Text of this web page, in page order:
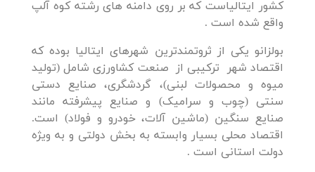
کشور ایتالیاست که بر روی دامنه های رشته کوه آلپ
واقع شده است .
بولزانو یکی از ثروتمندترین شهرهای ایتالیا بوده که
اقتصاد شهر ترکیبی از صنعت کشاورزی شامل (تولید
میوه و محصولات لبنی)، گردشگری، صنایع دستی
سنتی (چوب و سرامیک) و صنایع پیشرفته مانند
صنایع سنگین (ماشین آلات، خودرو و فولاد) است.
اقتصاد محلی بسیار وابسته به بخش دولتی و به ویژه
دولت استانی است .